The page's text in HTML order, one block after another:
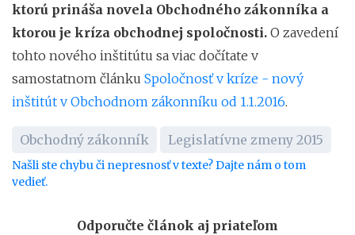
ktorú prináša novela Obchodného zákonníka a
ktorou je kríza obchodnej spoločnosti. O zavedení
tohto nového inštitútu sa viac dočítate v
samostatnom článku Spoločnosť v kríze - nový
inštitút v Obchodnom zákonníku od 1.1.2016.
Obchodný zákonník Legislatívne zmeny 2015
Našli ste chybu či nepresnosť v texte? Dajte nám o tom
vedieť.
Odporučte článok aj priateľom